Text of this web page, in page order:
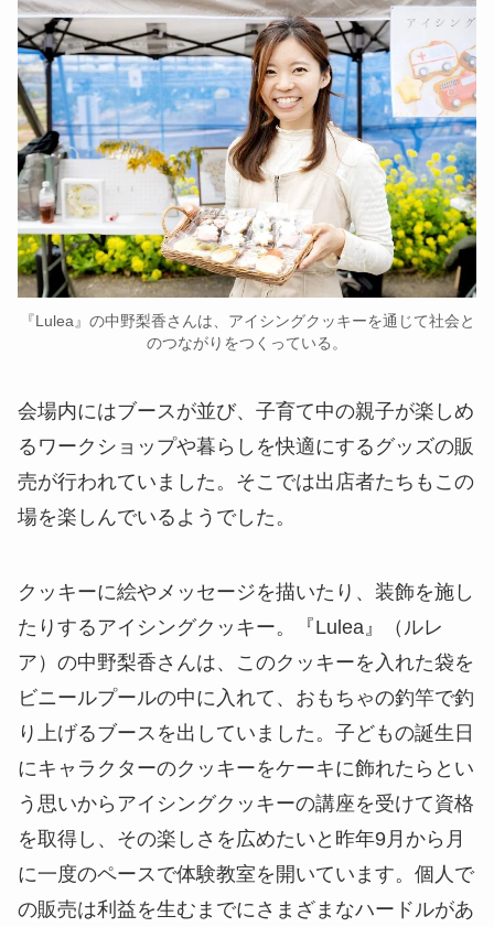
『Lulea』の中野梨香さんは、アイシングクッキーを通じて社会と
のつながりをつくっている。
会場内にはブースが並び、子育て中の親子が楽しめ
るワークショップや暮らしを快適にするグッズの販
売が行われていました。そこでは出店者たちもこの
場を楽しんでいるようでした。
クッキーに絵やメッセージを描いたり、装飾を施し
たりするアイシングクッキー。『Lulea』（ルレ
ア）の中野梨香さんは、このクッキーを入れた袋を
ビニールプールの中に入れて、おもちゃの釣竿で釣
り上げるブースを出していました。子どもの誕生日
にキャラクターのクッキーをケーキに飾れたらとい
う思いからアイシングクッキーの講座を受けて資格
を取得し、その楽しさを広めたいと昨年9月から月
に一度のペースで体験教室を開いています。個人で
の販売は利益を生むまでにさまざまなハードルがあ